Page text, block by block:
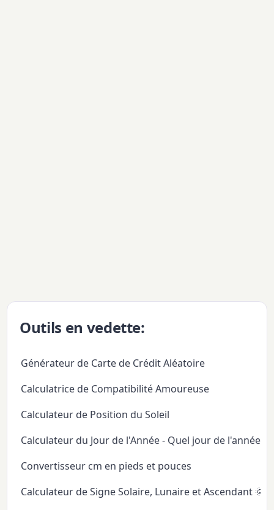
Outils en vedette:
Générateur de Carte de Crédit Aléatoire
Calculatrice de Compatibilité Amoureuse
Calculateur de Position du Soleil
Calculateur du Jour de l'Année - Quel jour de l'année
Convertisseur cm en pieds et pouces
Calculateur de Signe Solaire, Lunaire et Ascendant